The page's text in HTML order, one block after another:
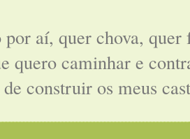
aí, quer chova,
quero caminhar e
construir os meus